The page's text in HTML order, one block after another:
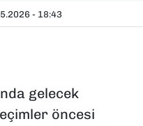
- 18:43
gelecek
öncesi